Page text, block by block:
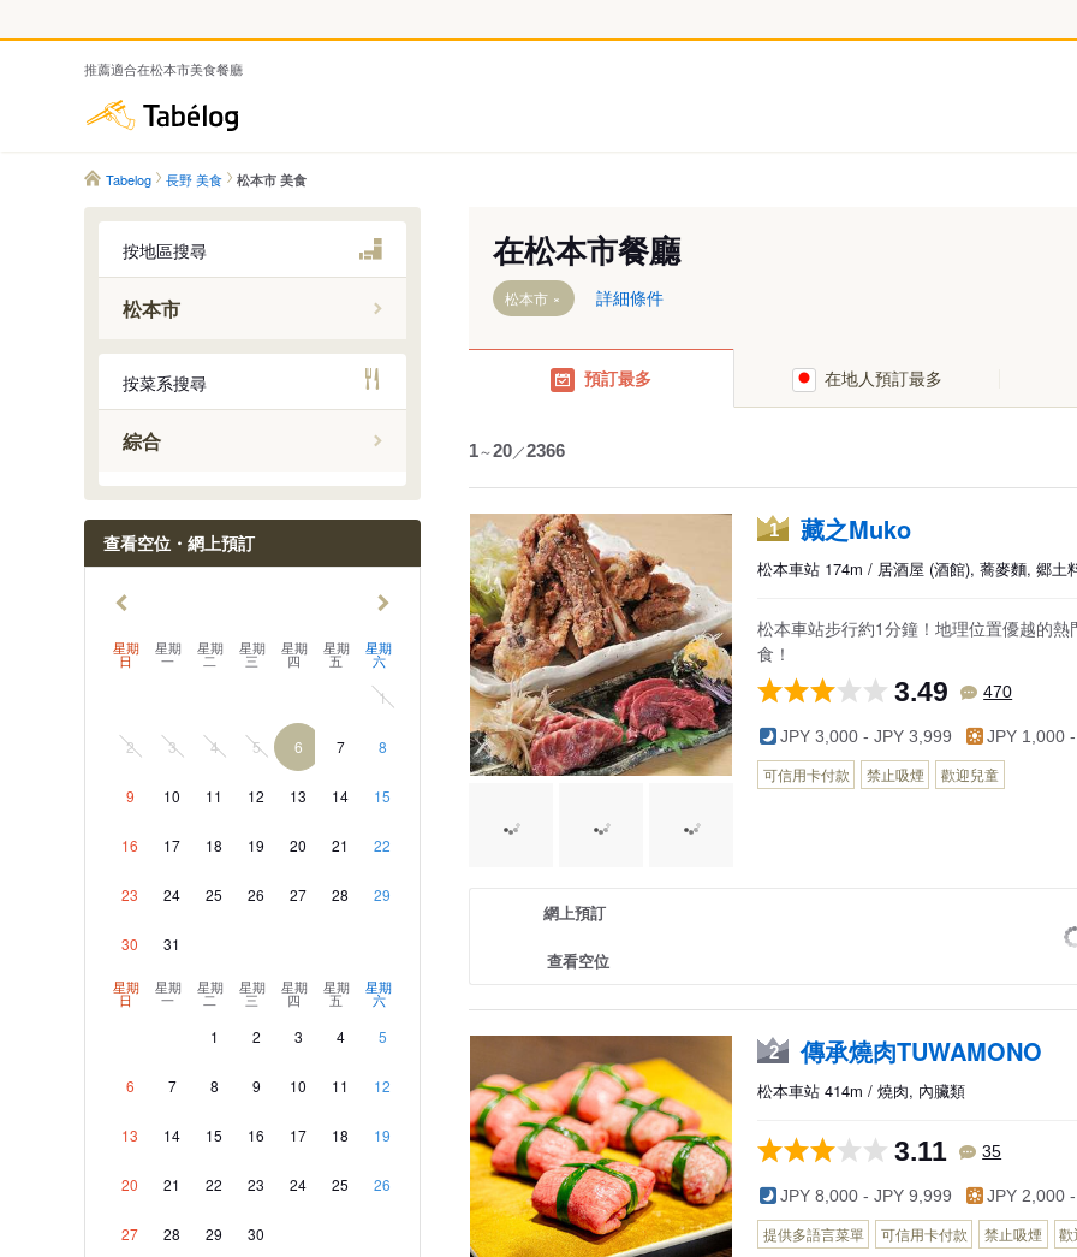
推薦適合在松本市美食餐廳
Tabelog 長野 美食 松本市 美食
按地區搜尋
松本市
岡谷市
飯田市
諏訪市
須坂市
小諸市
伊那市
駒根市
中野市
大町市
飯山市
鹽尻市
南佐久郡川上村
南佐久郡北相木村
南佐久郡佐久穂町
北佐久郡輕井澤町
北佐久郡御代田町
北佐久郡立科町
小縣郡青木村
小縣郡長和町
諏訪郡下諏訪町
諏訪郡富士見町
上伊那郡辰野町
下伊那郡松川町
下伊那郡阿智村
下伊那郡平谷村
下伊那郡根羽村
下伊那郡賣木村
下伊那郡泰阜村
下伊那郡喬木村
下伊那郡豐丘村
下伊那郡大鹿村
東筑摩郡朝日
北安曇郡池田
北安曇郡白馬
埴科郡坂城町
上高井郡小布
上高井郡高山村
下高井郡山之內
上水內郡小川
按菜系搜尋
綜合
查看空位・網上預訂
星期
日
星期
一
星期
二
星期
三
星期
四
星期
五
星期
六
1
2 3 4 5 6 7 8
9 10 11 12 13 14 15
16 17 18 19 20 21 22
23 24 25 26 27 28 29
30 31
星期
日
星期
一
星期
二
星期
三
星期
四
星期
五
星期
六
1 2 3 4 5
6 7 8 9 10 11 12
13 14 15 16 17 18 19
20 21 22 23 24 25 26
27 28 29 30
在松本市餐廳
松本市 詳細條件
預訂最多 在地人預訂最多
1～20／2366
1 藏之Muko
松本車站 174m / 居酒屋 (酒館), 蕎麥麵, 郷土
松本車站步行約1分鐘！地理位置優越的
食！
3.49 470
JPY 3,000 - JPY 3,999 JPY 1,000
可信用卡付款 禁止吸煙 歡迎兒童
網上預訂
查看空位
2 傳承燒肉TUWAMONO
松本車站 414m / 燒肉, 內臟類
3.11 35
JPY 8,000 - JPY 9,999 JPY 2,000
提供多語言菜單 可信用卡付款 禁止吸煙 歡